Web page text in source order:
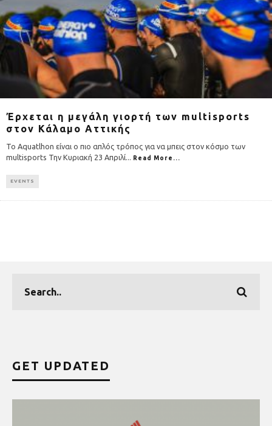
Έρχεται η μεγάλη γιορτή των multisports
στον Κάλαμο Αττικής
Το Aquatlhon είναι ο πιο απλός τρόπος για να μπεις στον κόσμο των
multisports Την Κυριακή 23 Απριλί... Read More...
EVENTS
GET UPDATED